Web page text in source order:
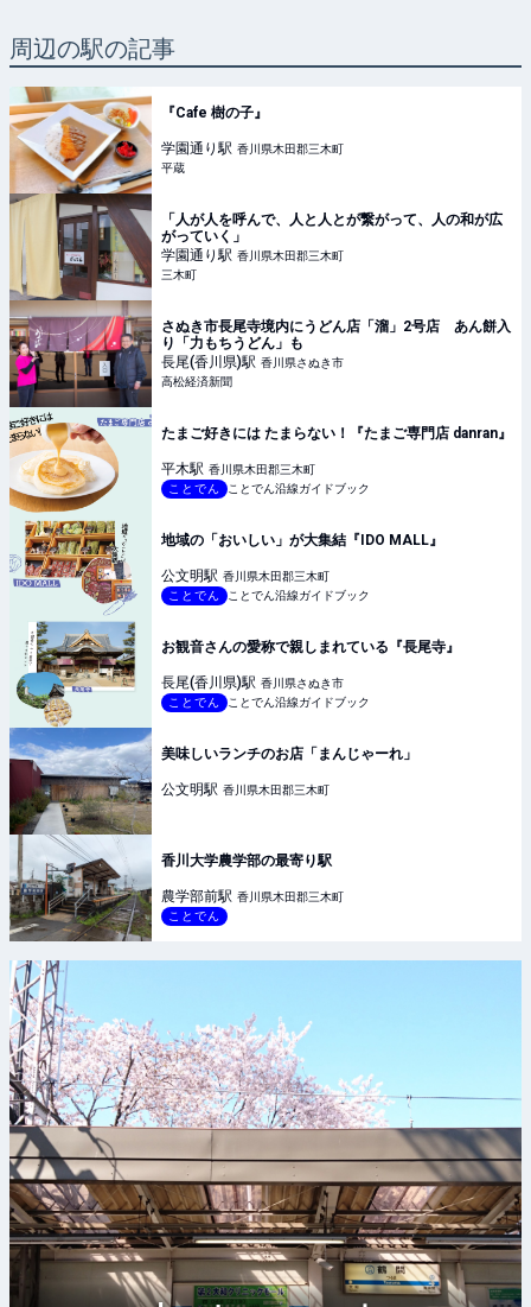
周辺の駅の記事
『Cafe 樹の子』
学園通り駅 香川県木田郡三木町
平蔵
「人が人を呼んで、人と人とが繋がって、人の和が広
がっていく」
学園通り駅 香川県木田郡三木町
三木町
さぬき市長尾寺境内にうどん店「溜」2号店 あん餅入
り「力もちうどん」も
長尾(香川県)駅 香川県さぬき市
高松経済新聞
たまご好きには たまらない！『たまご専門店 danran』
平木駅 香川県木田郡三木町
ことでん
ことでん沿線ガイドブック
地域の「おいしい」が大集結『IDO MALL』
公文明駅 香川県木田郡三木町
ことでん
ことでん沿線ガイドブック
お観音さんの愛称で親しまれている『長尾寺』
長尾(香川県)駅 香川県さぬき市
ことでん
ことでん沿線ガイドブック
美味しいランチのお店「まんじゃーれ」
公文明駅 香川県木田郡三木町
香川大学農学部の最寄り駅
農学部前駅 香川県木田郡三木町
ことでん